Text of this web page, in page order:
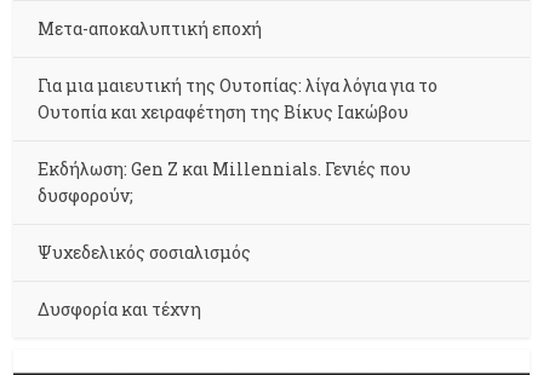
Μετα-αποκαλυπτική εποχή
Για μια μαιευτική της Ουτοπίας: λίγα λόγια για το
Ουτοπία και χειραφέτηση της Βίκυς Ιακώβου
Εκδήλωση: Gen Z και Millennials. Γενιές που
δυσφορούν;
Ψυχεδελικός σοσιαλισμός
Δυσφορία και τέχνη